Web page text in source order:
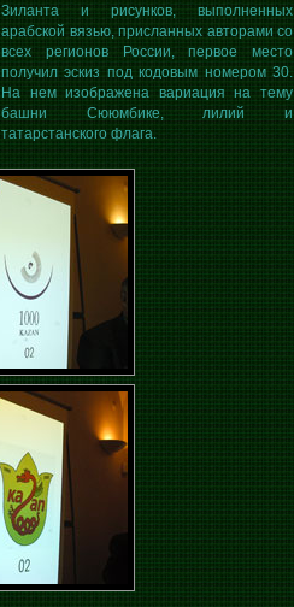
Зиланта и рисунков, выполненных
арабской вязью, присланных авторами со
всех регионов России, первое место
получил эскиз под кодовым номером 30.
На нем изображена вариация на тему
башни Сююмбике, лилий и
татарстанского флага.